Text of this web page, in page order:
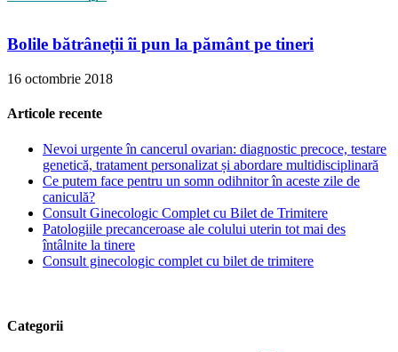
Bolile bătrâneții îi pun la pământ pe tineri
16 octombrie 2018
Articole recente
Nevoi urgente în cancerul ovarian: diagnostic precoce, testare
genetică, tratament personalizat și abordare multidisciplinară
Ce putem face pentru un somn odihnitor în aceste zile de
caniculă?
Consult Ginecologic Complet cu Bilet de Trimitere
Patologiile precanceroase ale colului uterin tot mai des
întâlnite la tinere
Consult ginecologic complet cu bilet de trimitere
Categorii